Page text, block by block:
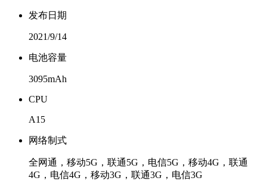
发布日期
2021/9/14
电池容量
3095mAh
CPU
A15
网络制式
全网通，移动5G，联通5G，电信5G，移动4G，联通
4G，电信4G，移动3G，联通3G，电信3G